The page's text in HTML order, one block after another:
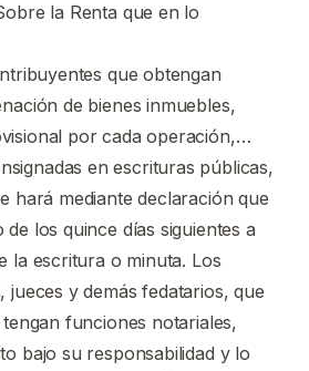
la Renta que en lo
que obtengan
de bienes inmuebles,
por cada operación,…
en escrituras públicas,
hará mediante declaración que
los quince días siguientes a
la escritura o minuta. Los
y demás fedatarios, que
funciones notariales,
bajo su responsabilidad y lo